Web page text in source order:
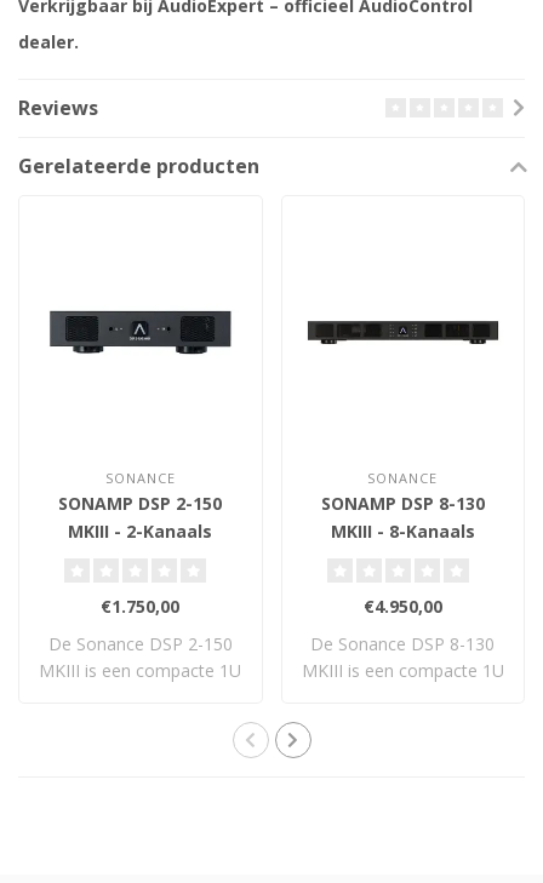
Verkrijgbaar bij AudioExpert – officieel AudioControl
dealer.
Reviews
Gerelateerde producten
SONANCE
SONAMP DSP 2-150
MKIII - 2-Kanaals
€1.750,00
De Sonance DSP 2-150
MKIII is een compacte 1U
SONANCE
SONAMP DSP 8-130
MKIII - 8-Kanaals
€4.950,00
De Sonance DSP 8-130
MKIII is een compacte 1U